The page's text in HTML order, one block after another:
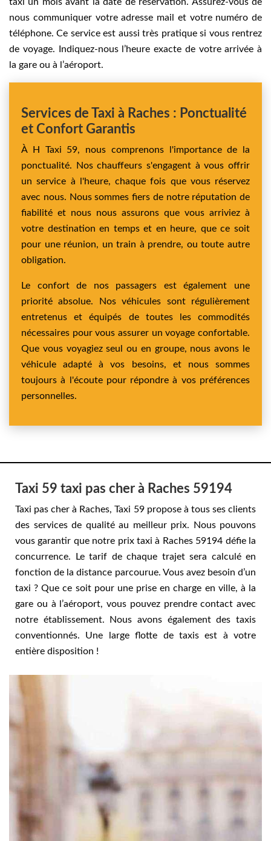
nous communiquer votre adresse mail et votre numéro de
téléphone. Ce service est aussi très pratique si vous rentrez
de voyage. Indiquez-nous l’heure exacte de votre arrivée à
la gare ou à l’aéroport.
Services de Taxi à Raches : Ponctualité
et Confort Garantis
À H Taxi 59, nous comprenons l'importance de la
ponctualité. Nos chauffeurs s'engagent à vous offrir
un service à l'heure, chaque fois que vous réservez
avec nous. Nous sommes fiers de notre réputation de
fiabilité et nous nous assurons que vous arriviez à
votre destination en temps et en heure, que ce soit
pour une réunion, un train à prendre, ou toute autre
obligation.
Le confort de nos passagers est également une
priorité absolue. Nos véhicules sont régulièrement
entretenus et équipés de toutes les commodités
nécessaires pour vous assurer un voyage confortable.
Que vous voyagiez seul ou en groupe, nous avons le
véhicule adapté à vos besoins, et nous sommes
toujours à l'écoute pour répondre à vos préférences
personnelles.
Taxi 59 taxi pas cher à Raches 59194
Taxi pas cher à Raches, Taxi 59 propose à tous ses clients
des services de qualité au meilleur prix. Nous pouvons
vous garantir que notre prix taxi à Raches 59194 défie la
concurrence. Le tarif de chaque trajet sera calculé en
fonction de la distance parcourue. Vous avez besoin d’un
taxi ? Que ce soit pour une prise en charge en ville, à la
gare ou à l’aéroport, vous pouvez prendre contact avec
notre établissement. Nous avons également des taxis
conventionnés. Une large flotte de taxis est à votre
entière disposition !